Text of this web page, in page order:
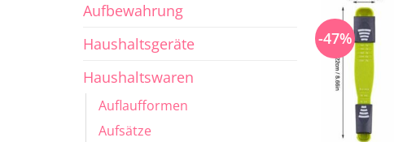
Aufbewahrung
Haushaltsgeräte
Haushaltswaren
Auflaufformen
Aufsätze
-47%